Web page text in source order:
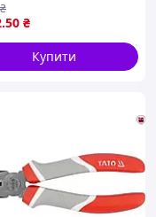
та ергономічними
.50 ₴
₴
Купити